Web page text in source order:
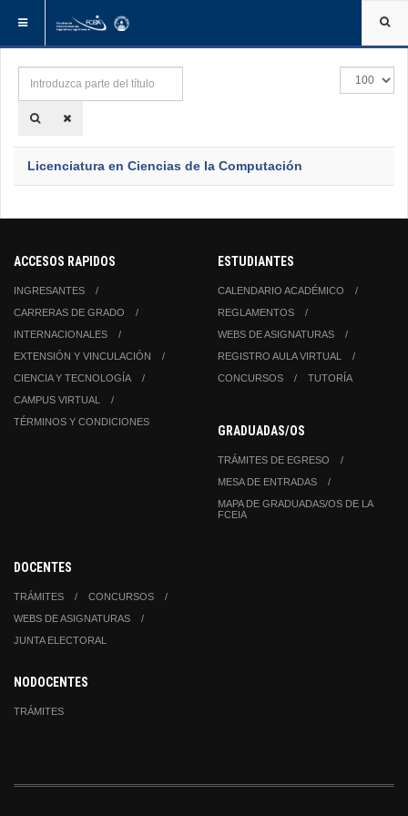
ESTÁ AQUÍ: INICIO
Introduzca
parte
del
Cantidad
Licenciatura en Ciencias de la Computación
ACCESOS RAPIDOS
INGRESANTES
CARRERAS DE GRADO
INTERNACIONALES
EXTENSIÓN Y VINCULACIÓN
CIENCIA Y TECNOLOGÍA
CAMPUS VIRTUAL
TÉRMINOS Y CONDICIONES
ESTUDIANTES
CALENDARIO ACADÉMICO
REGLAMENTOS
WEBS DE ASIGNATURAS
REGISTRO AULA VIRTUAL
CONCURSOS
TUTORÍA
GRADUADAS/OS
TRÁMITES DE EGRESO
MESA DE ENTRADAS
MAPA DE GRADUADAS/OS DE LA
FCEIA
DOCENTES
TRÁMITES
CONCURSOS
WEBS DE ASIGNATURAS
JUNTA ELECTORAL
NODOCENTES
TRÁMITES